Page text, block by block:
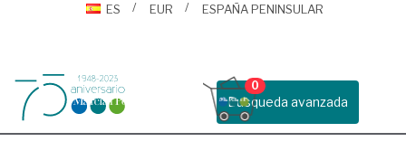
ES
EUR ESPAÑA PENINSULAR
Busqueda avanzada
0